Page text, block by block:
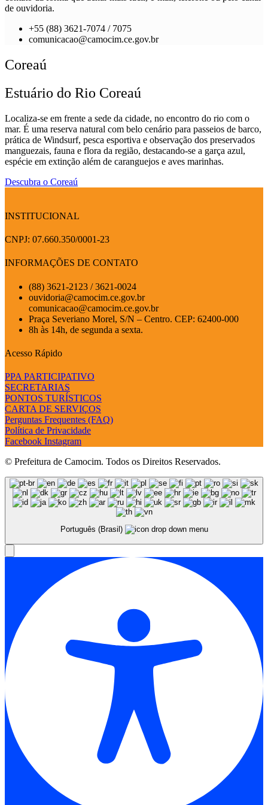
de ouvidoria.
+55 (88) 3621-7074 / 7075
comunicacao@camocim.ce.gov.br
Coreaú
Estuário do Rio Coreaú
Localiza-se em frente a sede da cidade, no encontro do rio com o
mar. É uma reserva natural com belo cenário para passeios de barco,
prática de Windsurf, pesca esportiva e observação dos preservados
manguezais, fauna e flora da região, destacando-se a garça azul,
espécie em extinção além de caranguejos e aves marinhas.
Descubra o Coreaú
INSTITUCIONAL
CNPJ: 07.660.350/0001-23
INFORMAÇÕES DE CONTATO
(88) 3621-2123 / 3621-0024
ouvidoria@camocim.ce.gov.br
comunicacao@camocim.ce.gov.br
Praça Severiano Morel, S/N – Centro. CEP: 62400-000
8h às 14h, de segunda a sexta.
Acesso Rápido
PPA PARTICIPATIVO
SECRETARIAS
PONTOS TURÍSTICOS
CARTA DE SERVIÇOS
Perguntas Frequentes (FAQ)
Política de Privacidade
Facebook Instagram
© Prefeitura de Camocim. Todos os Direitos Reservados.
Português (Brasil)